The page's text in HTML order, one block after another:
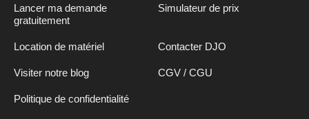
Lancer ma demande
gratuitement
Simulateur de prix
Location de matériel Contacter DJO
Visiter notre blog CGV / CGU
Politique de confidentialité